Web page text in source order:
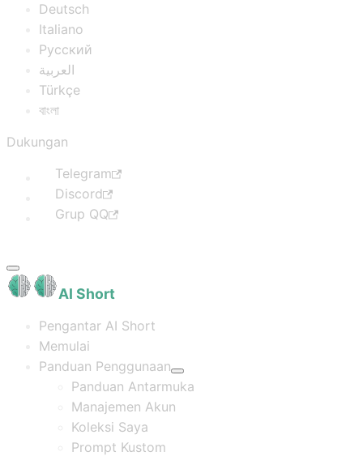
Deutsch
Italiano
Русский
العربية
Türkçe
বাংলা
Dukungan
Telegram
Discord
Grup QQ
AI Short
Pengantar AI Short
Memulai
Panduan Penggunaan
Panduan Antarmuka
Manajemen Akun
Koleksi Saya
Prompt Kustom